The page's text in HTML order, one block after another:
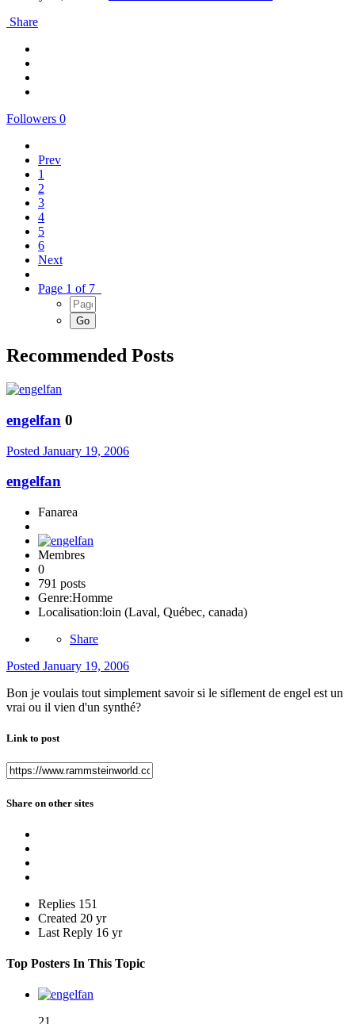
Share
Followers 0
Prev
1
2
3
4
5
6
Next
Page 1 of 7
Recommended Posts
engelfan 0
Posted January 19, 2006
engelfan
Fanarea
Membres
0
791 posts
Genre:Homme
Localisation:loin (Laval, Québec, canada)
Share
Posted January 19, 2006
Bon je voulais tout simplement savoir si le siflement de engel est un
vrai ou il vien d'un synthé?
Link to post
Share on other sites
Replies 151
Created 20 yr
Last Reply 16 yr
Top Posters In This Topic